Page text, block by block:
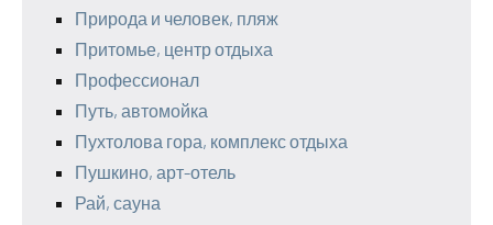
Природа и человек, пляж
Притомье, центр отдыха
Профессионал
Путь, автомойка
Пухтолова гора, комплекс отдыха
Пушкино, арт-отель
Рай, сауна